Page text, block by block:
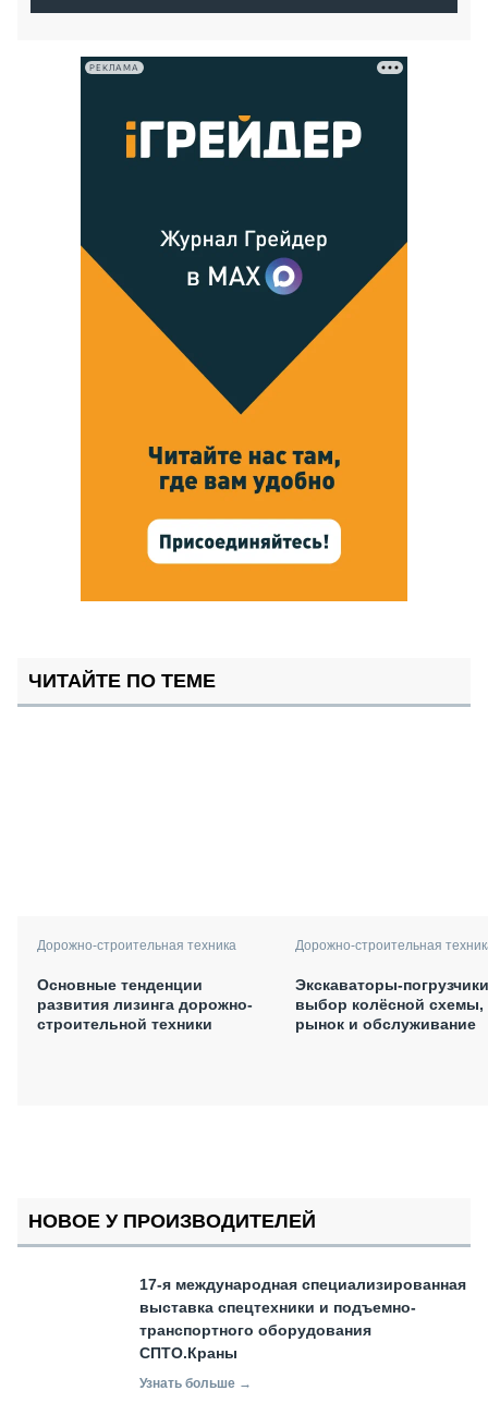
РЕКЛАМА
ЧИТАЙТЕ ПО ТЕМЕ
Дорожно-строительная техника
Основные тенденции
развития лизинга дорожно-
строительной техники
Дорожно-строительная
Экскаваторы-
выбор колёсной схемы,
рынок и обслуживание
НОВОЕ У ПРОИЗВОДИТЕЛЕЙ
17-я международная специализированная
выставка спецтехники и подъемно-
транспортного оборудования
СПТО.Краны
Узнать больше →